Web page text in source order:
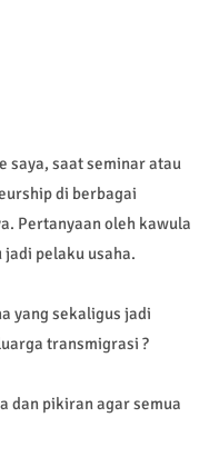
saya, saat seminar atau
di berbagai
Pertanyaan oleh kawula
jadi pelaku usaha.
yang sekaligus jadi
transmigrasi ?
dan pikiran agar semua